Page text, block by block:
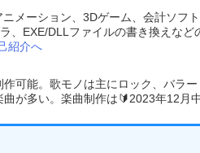
メーション、3Dゲーム、会計ソフ
、EXE/DLLファイルの書き換えなど
紹介へ
可能。歌モノは主にロック、バラー
が多い。楽曲制作は🔰2023年12月